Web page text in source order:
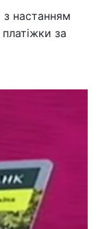
настанням
за